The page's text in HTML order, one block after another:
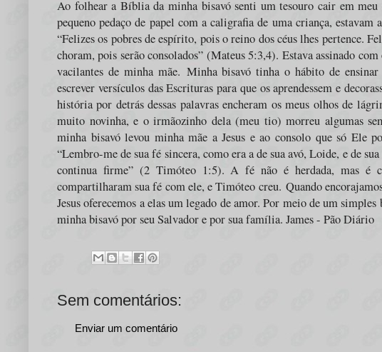
Ao folhear a Bíblia da minha bisavó senti um tesouro cair em
pequeno pedaço de papel com a caligrafia de uma criança, estavam
“Felizes os pobres de espírito, pois o reino dos céus lhes pertence.
choram, pois serão consolados” (Mateus 5:3,4). Estava assinado com
vacilantes de minha mãe. Minha bisavó tinha o hábito de ensinar
escrever versículos das Escrituras para que os aprendessem e
história por detrás dessas palavras encheram os meus olhos de
muito novinha, e o irmãozinho dela (meu tio) morreu algumas
minha bisavó levou minha mãe a Jesus e ao consolo que só Ele
“Lembro-me de sua fé sincera, como era a de sua avó, Loide, e de
continua firme” (2 Timóteo 1:5). A fé não é herdada, mas é
compartilharam sua fé com ele, e Timóteo creu. Quando
Jesus oferecemos a elas um legado de amor. Por meio de um
minha bisavó por seu Salvador e por sua família. James - Pão Diário
Sem comentários:
Enviar um comentário